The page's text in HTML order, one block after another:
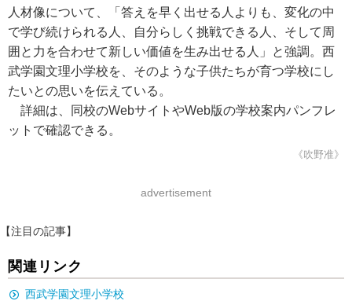
人材像について、「答えを早く出せる人よりも、変化の中
で学び続けられる人、自分らしく挑戦できる人、そして周
囲と力を合わせて新しい価値を生み出せる人」と強調。西
武学園文理小学校を、そのような子供たちが育つ学校にし
たいとの思いを伝えている。
詳細は、同校のWebサイトやWeb版の学校案内パンフレ
ットで確認できる。
《吹野准》
advertisement
【注目の記事】
関連リンク
西武学園文理小学校